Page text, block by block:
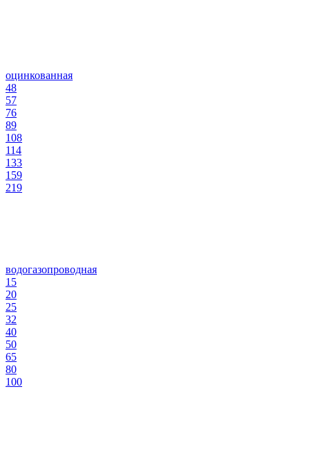
оцинкованная
48
57
76
89
108
114
133
159
219
водогазопроводная
15
20
25
32
40
50
65
80
100